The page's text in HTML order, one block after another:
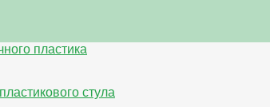
пластика
стула